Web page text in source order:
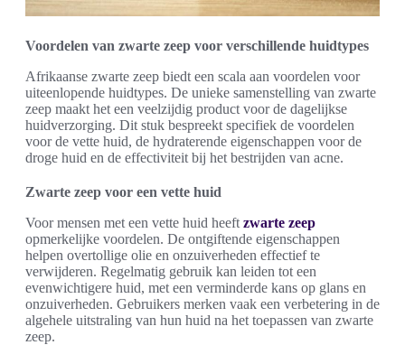
Voordelen van zwarte zeep voor verschillende huidtypes
Afrikaanse zwarte zeep biedt een scala aan voordelen voor
uiteenlopende huidtypes. De unieke samenstelling van zwarte
zeep maakt het een veelzijdig product voor de dagelijkse
huidverzorging. Dit stuk bespreekt specifiek de voordelen
voor de vette huid, de hydraterende eigenschappen voor de
droge huid en de effectiviteit bij het bestrijden van acne.
Zwarte zeep voor een vette huid
Voor mensen met een vette huid heeft zwarte zeep
opmerkelijke voordelen. De ontgiftende eigenschappen
helpen overtollige olie en onzuiverheden effectief te
verwijderen. Regelmatig gebruik kan leiden tot een
evenwichtigere huid, met een verminderde kans op glans en
onzuiverheden. Gebruikers merken vaak een verbetering in de
algehele uitstraling van hun huid na het toepassen van zwarte
zeep.